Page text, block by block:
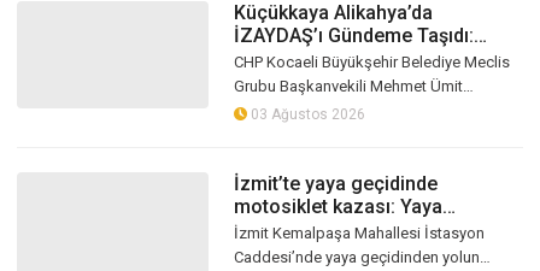
Küçükkaya Alikahya’da
İZAYDAŞ’ı Gündeme Taşıdı:
“Bilim Adamlarını Dinleyin”
CHP Kocaeli Büyükşehir Belediye Meclis
Grubu Başkanvekili Mehmet Ümit
Küçükkaya, Alikahya’da İZAYDAŞ’a ait
03 Ağustos 2026
İzmit’te yaya geçidinde
motosiklet kazası: Yaya
yaralandı
İzmit Kemalpaşa Mahallesi İstasyon
Caddesi’nde yaya geçidinden yolun